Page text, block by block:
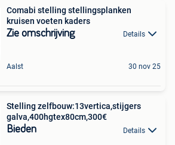
Comabi stelling stellingsplanken
kruisen voeten kaders
Zie omschrijving Details
Aalst 30 nov 25
Stelling zelfbouw:13vertica,stijgers
galva,400hgtex80cm,300€
Bieden Details